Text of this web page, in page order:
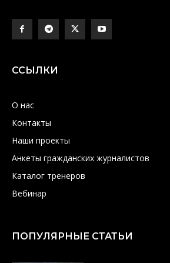
ССЫЛКИ
О нас
Контакты
Наши проекты
Анкеты гражданских журналистов
Каталог тренеров
Вебинар
ПОПУЛЯРНЫЕ СТАТЬИ